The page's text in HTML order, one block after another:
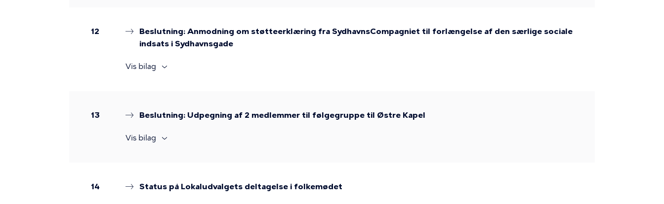
12
Beslutning: Anmodning om støtteerklæring fra SydhavnsCompagniet til forlængelse af den særlige sociale
indsats i Sydhavnsgade
Vis bilag
13 Beslutning: Udpegning af 2 medlemmer til følgegruppe til Østre Kapel
Vis bilag
14 Status på Lokaludvalgets deltagelse i folkemødet